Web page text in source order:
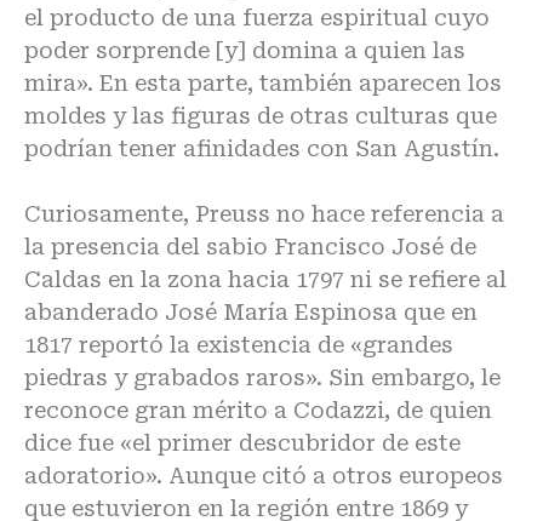
el producto de una fuerza espiritual cuyo
poder sorprende [y] domina a quien las
mira». En esta parte, también aparecen los
moldes y las figuras de otras culturas que
podrían tener afinidades con San Agustín.
Curiosamente, Preuss no hace referencia a
la presencia del sabio Francisco José de
Caldas en la zona hacia 1797 ni se refiere al
abanderado José María Espinosa que en
1817 reportó la existencia de «grandes
piedras y grabados raros». Sin embargo, le
reconoce gran mérito a Codazzi, de quien
dice fue «el primer descubridor de este
adoratorio». Aunque citó a otros europeos
que estuvieron en la región entre 1869 y